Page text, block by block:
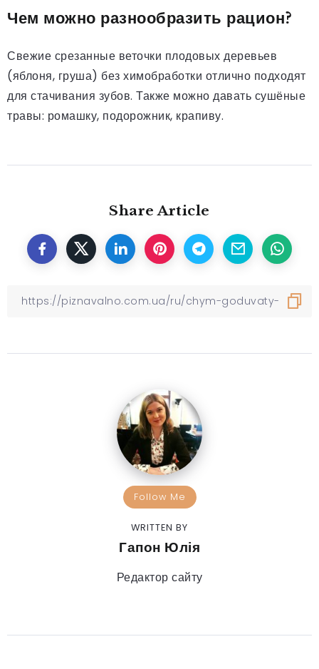
Чем можно разнообразить рацион?
Свежие срезанные веточки плодовых деревьев
(яблоня, груша) без химобработки отлично подходят
для стачивания зубов. Также можно давать сушёные
травы: ромашку, подорожник, крапиву.
Share Article
Follow Me
WRITTEN BY
Гапон Юлія
Редактор сайту